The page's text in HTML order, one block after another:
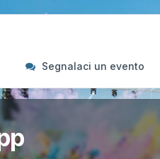
Segnalaci un evento